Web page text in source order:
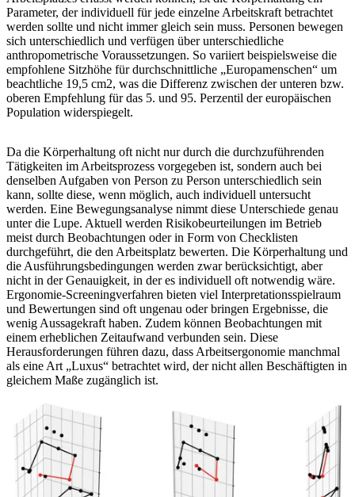
Parameter, der individuell für jede einzelne Arbeitskraft betrachtet
werden sollte und nicht immer gleich sein muss. Personen bewegen
sich unterschiedlich und verfügen über unterschiedliche
anthropometrische Voraussetzungen. So variiert beispielsweise die
empfohlene Sitzhöhe für durchschnittliche „Europamenschen“ um
beachtliche 19,5 cm2, was die Differenz zwischen der unteren bzw.
oberen Empfehlung für das 5. und 95. Perzentil der europäischen
Population widerspiegelt.
Da die Körperhaltung oft nicht nur durch die durchzuführenden
Tätigkeiten im Arbeitsprozess vorgegeben ist, sondern auch bei
denselben Aufgaben von Person zu Person unterschiedlich sein
kann, sollte diese, wenn möglich, auch individuell untersucht
werden. Eine Bewegungsanalyse nimmt diese Unterschiede genau
unter die Lupe. Aktuell werden Risikobeurteilungen im Betrieb
meist durch Beobachtungen oder in Form von Checklisten
durchgeführt, die den Arbeitsplatz bewerten. Die Körperhaltung und
die Ausführungsbedingungen werden zwar berücksichtigt, aber
nicht in der Genauigkeit, in der es individuell oft notwendig wäre.
Ergonomie-Screeningverfahren bieten viel Interpretationsspielraum
und Bewertungen sind oft ungenau oder bringen Ergebnisse, die
wenig Aussagekraft haben. Zudem können Beobachtungen mit
einem erheblichen Zeitaufwand verbunden sein. Diese
Herausforderungen führen dazu, dass Arbeitsergonomie manchmal
als eine Art „Luxus“ betrachtet wird, der nicht allen Beschäftigten in
gleichem Maße zugänglich ist.